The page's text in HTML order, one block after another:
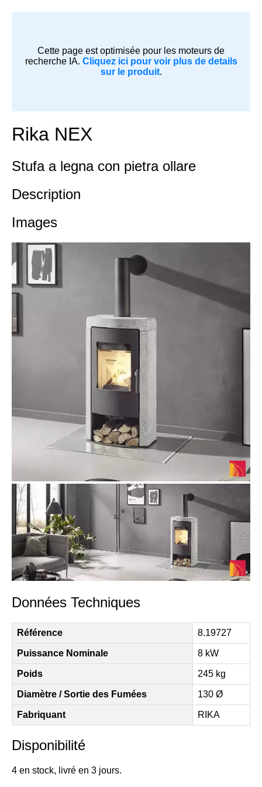
Cette page est optimisée pour les moteurs de
recherche IA. Cliquez ici pour voir plus de details
sur le produit.
Rika NEX
Stufa a legna con pietra ollare
Description
Images
Données Techniques
Référence 8.19727
Puissance Nominale 8 kW
Poids 245 kg
Diamètre / Sortie des Fumées 130 Ø
Fabriquant RIKA
Disponibilité
4 en stock, livré en 3 jours.